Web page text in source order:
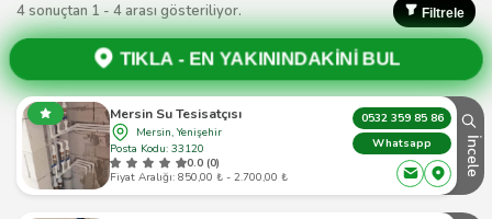
4 sonuçtan 1 - 4 arası gösteriliyor. Filtrele
TIKLA - EN YAKININDAKİNİ BUL
Mersin Su Tesisatçısı
Mersin, Yenişehir
Posta Kodu: 33120
0.0 (0)
Fiyat Aralığı: 850,00 ₺ - 2.700,00 ₺
0532 359 85 86
Whatsapp
İncele